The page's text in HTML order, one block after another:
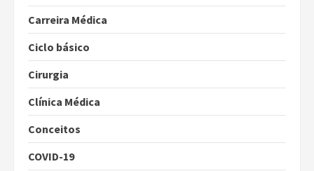
Carreira Médica
Ciclo básico
Cirurgia
Clínica Médica
Conceitos
COVID-19